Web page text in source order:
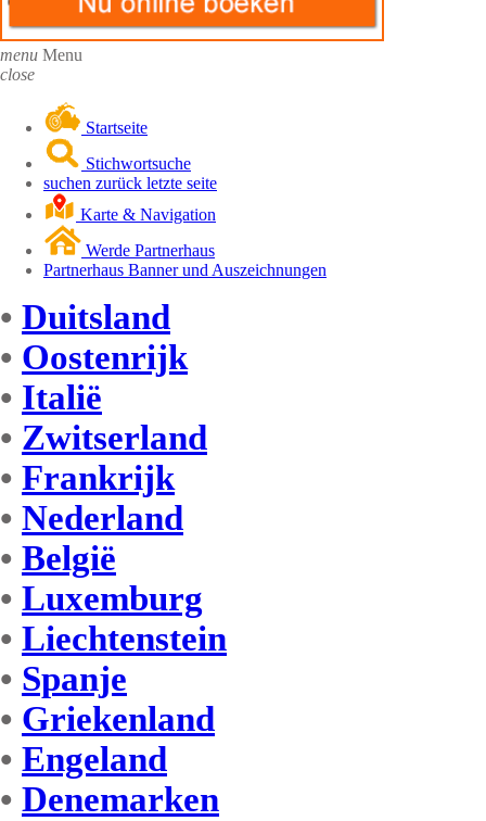
menu Menu
close
Startseite
Stichwortsuche
suchen zurück letzte seite
Karte & Navigation
Werde Partnerhaus
Partnerhaus Banner und Auszeichnungen
• Duitsland
• Oostenrijk
• Italië
• Zwitserland
• Frankrijk
• Nederland
• België
• Luxemburg
• Liechtenstein
• Spanje
• Griekenland
• Engeland
• Denemarken